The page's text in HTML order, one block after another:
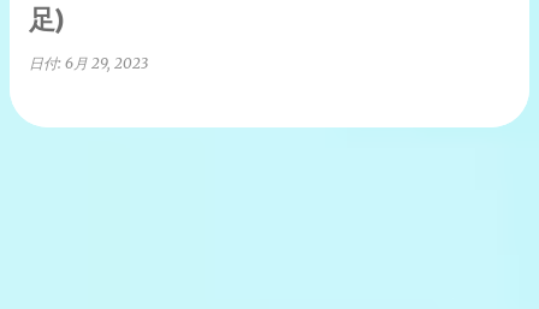
足)
日付: 6月 29, 2023